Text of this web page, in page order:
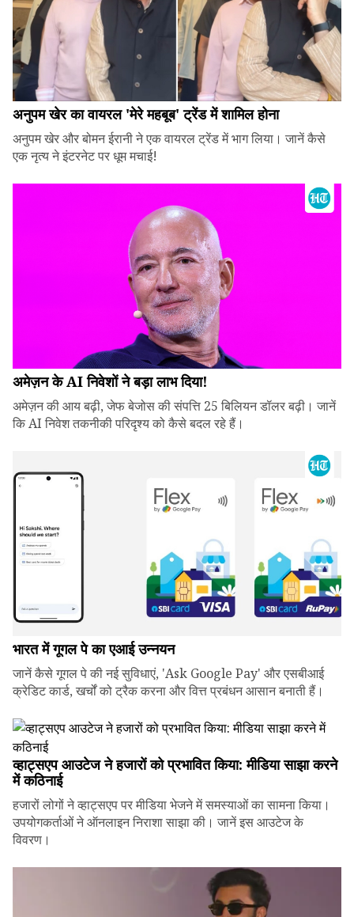
अनुपम खेर का वायरल 'मेरे महबूब' ट्रेंड में शामिल होना
अनुपम खेर और बोमन ईरानी ने एक वायरल ट्रेंड में भाग लिया। जानें कैसे
एक नृत्य ने इंटरनेट पर धूम मचाई!
अमेज़न के AI निवेशों ने बड़ा लाभ दिया!
अमेज़न की आय बढ़ी, जेफ बेजोस की संपत्ति 25 बिलियन डॉलर बढ़ी। जानें
कि AI निवेश तकनीकी परिदृश्य को कैसे बदल रहे हैं।
भारत में गूगल पे का एआई उन्नयन
जानें कैसे गूगल पे की नई सुविधाएं, 'Ask Google Pay' और एसबीआई
क्रेडिट कार्ड, खर्चों को ट्रैक करना और वित्त प्रबंधन आसान बनाती हैं।
व्हाट्सएप आउटेज ने हजारों को प्रभावित किया: मीडिया साझा करने
में कठिनाई
हजारों लोगों ने व्हाट्सएप पर मीडिया भेजने में समस्याओं का सामना किया।
उपयोगकर्ताओं ने ऑनलाइन निराशा साझा की। जानें इस आउटेज के
विवरण।